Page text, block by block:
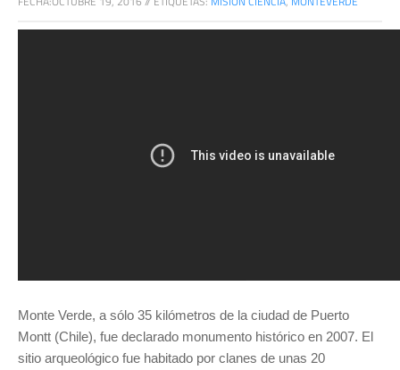
Monte Verde, a sólo 35 kilómetros de la ciudad de Puerto
Montt (Chile), fue declarado monumento histórico en 2007. El
sitio arqueológico fue habitado por clanes de unas 20